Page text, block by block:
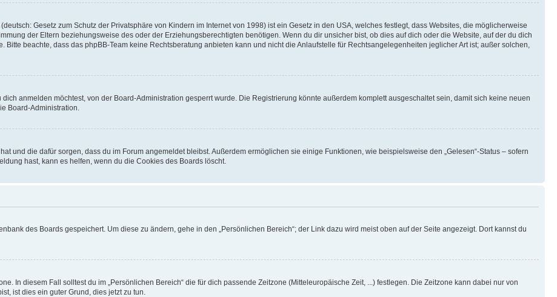
Gesetz zum Schutz der Privatsphäre von Kindern im Internet von 1998) ist ein Gesetz in den USA, welches festlegt, dass Websites, die möglicherweise
der Eltern beziehungsweise des oder der Erziehungsberechtigten benötigen. Wenn du dir unsicher bist, ob dies auf dich oder die Website, auf der du dich
Bitte beachte, dass das phpBB-Team keine Rechtsberatung anbieten kann und nicht die Anlaufstelle für Rechtsangelegenheiten jeglicher Art ist; außer solchen,
anmelden möchtest, von der Board-Administration gesperrt wurde. Die Registrierung könnte außerdem komplett ausgeschaltet sein, damit sich keine neuen
Board-Administration.
und die dafür sorgen, dass du im Forum angemeldet bleibst. Außerdem ermöglichen sie einige Funktionen, wie beispielsweise den „Gelesen“-Status – sofern
hast, kann es helfen, wenn du die Cookies des Boards löscht.
des Boards gespeichert. Um diese zu ändern, gehe in den „Persönlichen Bereich“; der Link dazu wird meist oben auf der Seite angezeigt. Dort kannst du
In diesem Fall solltest du im „Persönlichen Bereich“ die für dich passende Zeitzone (Mitteleuropäische Zeit, ...) festlegen. Die Zeitzone kann dabei nur von
ist dies ein guter Grund, dies jetzt zu tun.